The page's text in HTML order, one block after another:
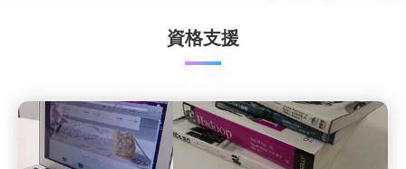
資格支援